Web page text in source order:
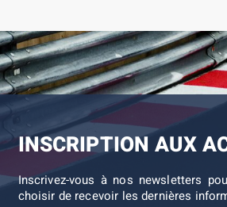
INSCRIPTION AUX
Inscrivez-vous à nos newsletters
choisir de recevoir les dernières